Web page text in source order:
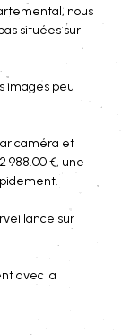
nous
situées sur
images peu
caméra et
988.00 €, une
sur
avec la